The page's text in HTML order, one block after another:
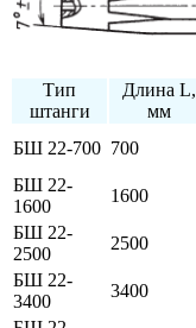
Тип
штанги
Длина L,
мм
БШ 22-700 700
БШ 22-
1600
1600
БШ 22-
2500
2500
БШ 22-
3400
3400